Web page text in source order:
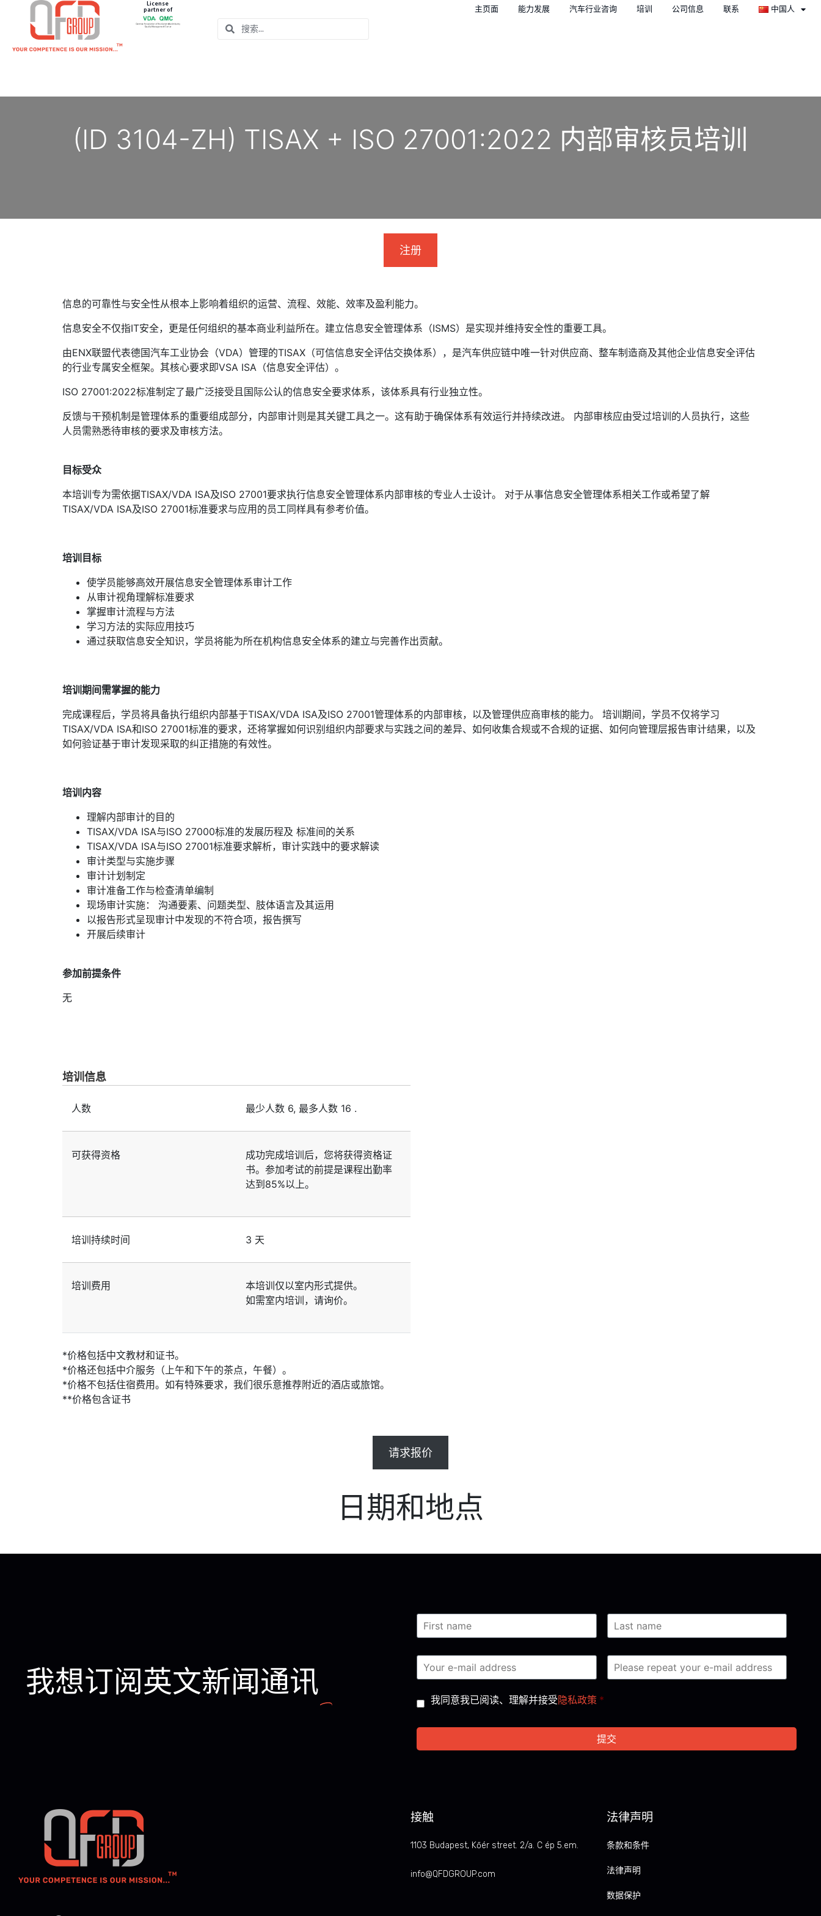
License
partner of 主页面 能力发展 汽车行业咨询 培训 公司信息 联系 中国人
(ID 3104-ZH) TISAX + ISO 27001:2022 内部审核员培训
注册
信息的可靠性与安全性从根本上影响着组织的运营、流程、效能、效率及盈利能力。
信息安全不仅指IT安全，更是任何组织的基本商业利益所在。建立信息安全管理体系（ISMS）是实现并维持安全性的重要工具。
由ENX联盟代表德国汽车工业协会（VDA）管理的TISAX（可信信息安全评估交换体系），是汽车供应链中唯一针对供应商、整车制造商及其他企业信息安全评估
的行业专属安全框架。其核心要求即VSA ISA（信息安全评估）。
ISO 27001:2022标准制定了最广泛接受且国际公认的信息安全要求体系，该体系具有行业独立性。
反馈与干预机制是管理体系的重要组成部分，内部审计则是其关键工具之一。这有助于确保体系有效运行并持续改进。 内部审核应由受过培训的人员执行，这些
人员需熟悉待审核的要求及审核方法。
目标受众
本培训专为需依据TISAX/VDA ISA及ISO 27001要求执行信息安全管理体系内部审核的专业人士设计。 对于从事信息安全管理体系相关工作或希望了解
TISAX/VDA ISA及ISO 27001标准要求与应用的员工同样具有参考价值。
培训目标
使学员能够高效开展信息安全管理体系审计工作
从审计视角理解标准要求
掌握审计流程与方法
学习方法的实际应用技巧
通过获取信息安全知识，学员将能为所在机构信息安全体系的建立与完善作出贡献。
培训期间需掌握的能力
完成课程后，学员将具备执行组织内部基于TISAX/VDA ISA及ISO 27001管理体系的内部审核，以及管理供应商审核的能力。 培训期间，学员不仅将学习
TISAX/VDA ISA和ISO 27001标准的要求，还将掌握如何识别组织内部要求与实践之间的差异、如何收集合规或不合规的证据、如何向管理层报告审计结果，以及
如何验证基于审计发现采取的纠正措施的有效性。
培训内容
理解内部审计的目的
TISAX/VDA ISA与ISO 27000标准的发展历程及 标准间的关系
TISAX/VDA ISA与ISO 27001标准要求解析，审计实践中的要求解读
审计类型与实施步骤
审计计划制定
审计准备工作与检查清单编制
现场审计实施： 沟通要素、问题类型、肢体语言及其运用
以报告形式呈现审计中发现的不符合项，报告撰写
开展后续审计
参加前提条件
无
培训信息
人数 最少人数 6, 最多人数 16 .
可获得资格
成功完成培训后，您将获得资格证
书。参加考试的前提是课程出勤率
达到85%以上。
培训持续时间 3 天
培训费用
本培训仅以室内形式提供。
如需室内培训，请询价。
*价格包括中文教材和证书。
*价格还包括中介服务（上午和下午的茶点，午餐）。
*价格不包括住宿费用。如有特殊要求，我们很乐意推荐附近的酒店或旅馆。
**价格包含证书
请求报价
日期和地点
我想订阅英文新闻通讯 Consent *
我同意我已阅读、理解并接受隐私政策 *
接触
1103 Budapest, Kőér street. 2/a. C ép 5.em.
info@QFDGROUP.com
法律声明
条款和条件
法律声明
数据保护